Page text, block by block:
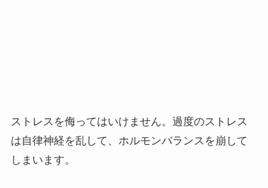
ストレスを侮ってはいけません。過度のストレス
は自律神経を乱して、ホルモンバランスを崩して
しまいます。